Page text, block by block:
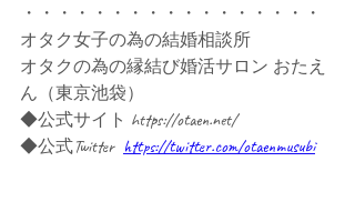
・・・・・・・・・・・・・・・・・
オタク女子の為の結婚相談所
オタクの為の縁結び婚活サロン おたえ
ん（東京池袋）
◆公式サイト https://otaen.net/
◆公式Twitter https://twitter.com/otaenmusubi